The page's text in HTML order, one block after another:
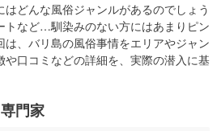
どんな風俗ジャンルがあるのでしょう
トなど…馴染みのない方にはあまりピン
は、バリ島の風俗事情をエリアやジャン
や口コミなどの詳細を、実際の潜入に基
門家